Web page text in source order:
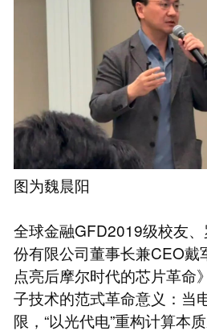
图为魏晨阳
全球金融GFD2019级校友
份有限公司董事长兼CEO戴
点亮后摩尔时代的芯片革命
子技术的范式革命意义：当
限，“以光代电”重构计算本